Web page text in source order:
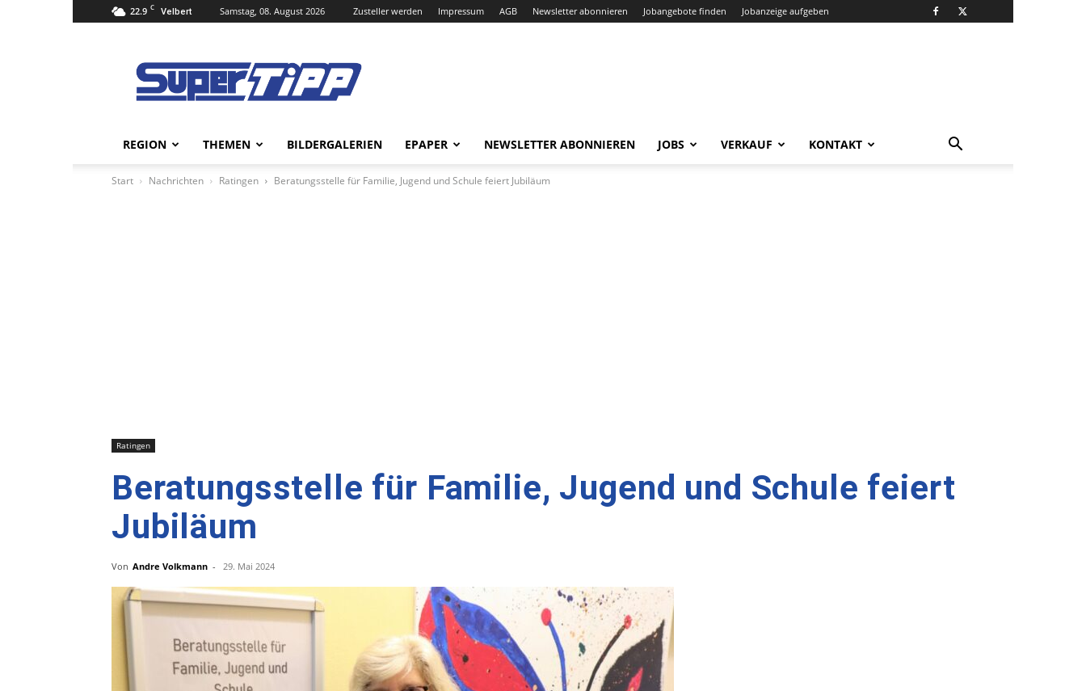
22.9 C Velbert Samstag, 08. August 2026 Zusteller werden Impressum AGB Newsletter abonnieren Jobangebote finden Jobanzeige aufgeben
Tipp
Online
REGION THEMEN BILDERGALERIEN EPAPER NEWSLETTER ABONNIEREN JOBS VERKAUF KONTAKT
Start Nachrichten Ratingen Beratungsstelle für Familie, Jugend und Schule feiert Jubiläum
Ratingen
Beratungsstelle für Familie, Jugend und Schule feiert
Jubiläum
Von Andre Volkmann - 29. Mai 2024